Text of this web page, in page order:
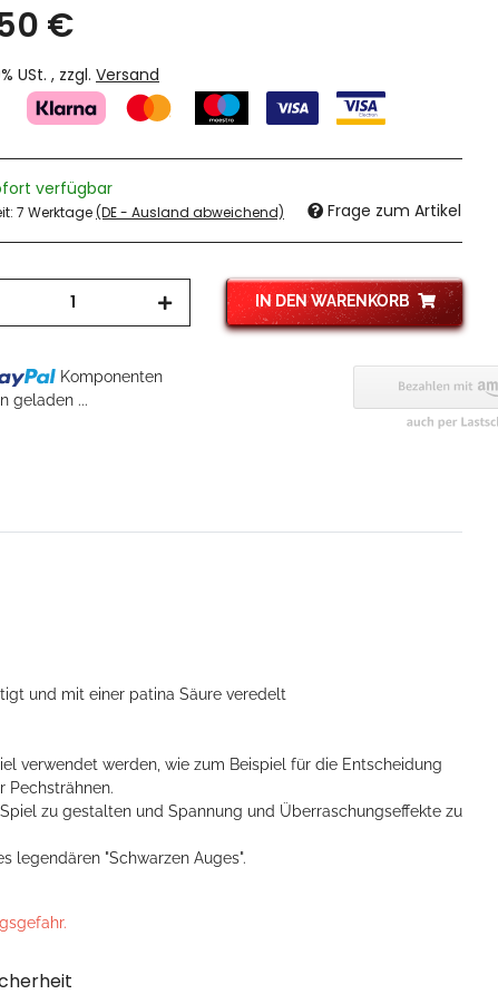
€
USt. , zzgl. Versand
verfügbar
7 Werktage(DE - Ausland abweichend) Frage zum Artikel
IN DEN WARENKORB
Komponenten
geladen ...
und mit einer patina Säure veredelt
verwendet werden, wie zum Beispiel für die Entscheidung
Pechsträhnen.
zu gestalten und Spannung und Überraschungseffekte zu
legendären "Schwarzen Auges".